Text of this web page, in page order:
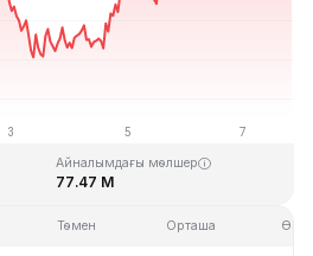
GMT+0
Айналымдағы мөлшер
77.47 M
Төмен Орташа